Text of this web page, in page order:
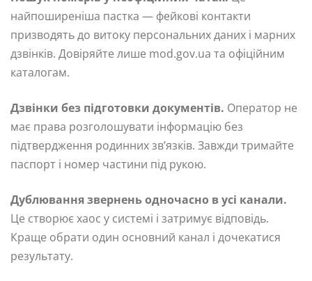
найпоширеніша пастка — фейкові контакти
призводять до витоку персональних даних і марних
дзвінків. Довіряйте лише mod.gov.ua та офіційним
каталогам.
Дзвінки без підготовки документів. Оператор не
має права розголошувати інформацію без
підтвердження родинних зв’язків. Завжди тримайте
паспорт і номер частини під рукою.
Дублювання звернень одночасно в усі канали.
Це створює хаос у системі і затримує відповідь.
Краще обрати один основний канал і дочекатися
результату.